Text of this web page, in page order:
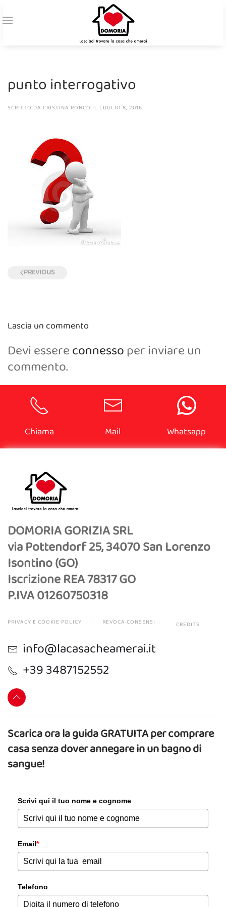
punto interrogativo
SCRITTO DA CRISTINA RONCO IL LUGLIO 8, 2016.
PREVIOUS
Lascia un commento
Devi essereconnessoper inviare un
commento.
Chiama Mail Whatsapp
DOMORIA GORIZIA SRL
via Pottendorf 25, 34070 San Lorenzo
Isontino (GO)
Iscrizione REA 78317 GO
P.IVA 01260750318
PRIVACY E COOKIE POLICY REVOCA CONSENSI CREDITS
info@lacasacheamerai.it
+39 3487152552
Scarica ora la guida GRATUITA per comprare
casa senza dover annegare in un bagno di
sangue!
Scrivi qui il tuo nome e cognome
Email*
Telefono